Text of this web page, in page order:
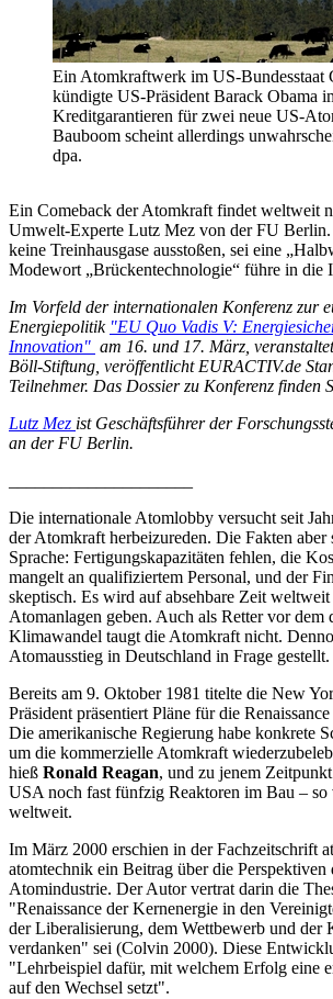
Ein Atomkraftwerk im US-Bundesstaat
kündigte US-Präsident Barack Obama
Kreditgarantieren für zwei neue US-
Bauboom scheint allerdings
dpa.
Ein Comeback der Atomkraft findet weltweit
Umwelt-Experte Lutz Mez von der FU
keine Treinhausgase ausstoßen, sei eine
Modewort „Brückentechnologie“ führe in die
Im Vorfeld der internationalen Konferenz zur
Energiepolitik "EU Quo Vadis V:
Innovation" am 16. und 17. März,
Böll-Stiftung, veröffentlicht EURACTIV.de
Teilnehmer. Das Dossier zu Konferenz finden
Lutz Mez ist Geschäftsführer der
an der FU Berlin.
Die internationale Atomlobby versucht seit
der Atomkraft herbeizureden. Die Fakten aber
Sprache: Fertigungskapazitäten fehlen, die
mangelt an qualifiziertem Personal, und der
skeptisch. Es wird auf absehbare Zeit
Atomanlagen geben. Auch als Retter vor dem
Klimawandel taugt die Atomkraft nicht.
Atomausstieg in Deutschland in Frage gestellt.
Bereits am 9. Oktober 1981 titelte die New
Präsident präsentiert Pläne für die
Die amerikanische Regierung habe konkrete
um die kommerzielle Atomkraft
hieß Ronald Reagan, und zu jenem
USA noch fast fünfzig Reaktoren im Bau – so
weltweit.
Im März 2000 erschien in der Fachzeitschrift
atomtechnik ein Beitrag über die Perspektiven
Atomindustrie. Der Autor vertrat darin die
"Renaissance der Kernenergie in den
der Liberalisierung, dem Wettbewerb und der
verdanken" sei (Colvin 2000). Diese
"Lehrbeispiel dafür, mit welchem Erfolg eine
auf den Wechsel setzt".